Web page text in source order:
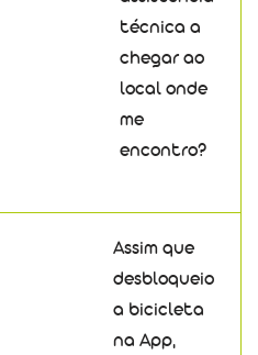
técnica a
chegar ao
local onde
me
encontro?
Assim que
desbloqueio
a bicicleta
na App,